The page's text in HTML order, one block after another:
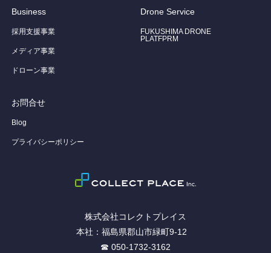
Business
採用支援事業
メディア事業
ドローン事業
Drone Service
FUKUSHIMA DRONE
PLATFPRM
お問合せ
Blog
プライバシーポリシー
株式会社コレクトプレイス
本社：福島県郡山市緑町9-12
☎ 050-1732-3162